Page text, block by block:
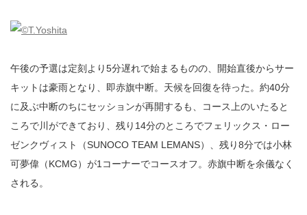
午後の予選は定刻より5分遅れで始まるものの、開始直後からサー
キットは豪雨となり、即赤旗中断。天候を回復を待った。約40分
に及ぶ中断のちにセッションが再開するも、コース上のいたると
ころで川ができており、残り14分のところでフェリックス・ロー
ゼンクヴィスト（SUNOCO TEAM LEMANS）、残り8分では小林
可夢偉（KCMG）が1コーナーでコースオフ。赤旗中断を余儀なく
される。